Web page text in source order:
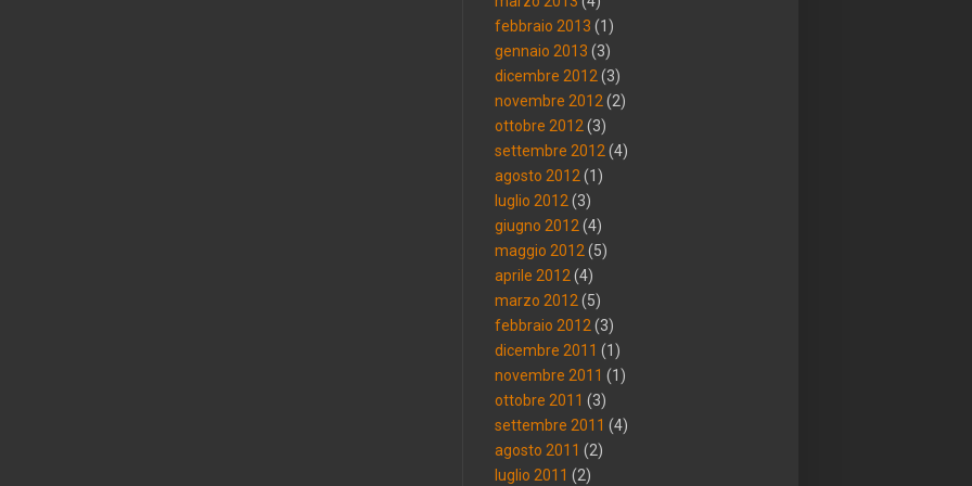
febbraio 2013 (1)
gennaio 2013 (3)
dicembre 2012 (3)
novembre 2012 (2)
ottobre 2012 (3)
settembre 2012 (4)
agosto 2012 (1)
luglio 2012 (3)
giugno 2012 (4)
maggio 2012 (5)
aprile 2012 (4)
marzo 2012 (5)
febbraio 2012 (3)
dicembre 2011 (1)
novembre 2011 (1)
ottobre 2011 (3)
settembre 2011 (4)
agosto 2011 (2)
luglio 2011 (2)